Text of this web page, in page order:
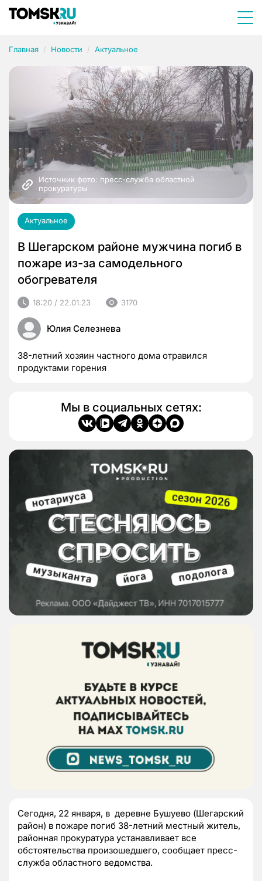
Главная Новости Актуальное
Источник фото: пресс-служба областной
прокуратуры
Актуальное
В Шегарском районе мужчина погиб в
пожаре из-за самодельного
обогревателя
18:20 / 22.01.23 3170
Юлия Селезнева
38-летний хозяин частного дома отравился
продуктами горения
Мы в социальных сетях:
Сегодня, 22 января, в деревне Бушуево (Шегарский
район) в пожаре погиб 38-летний местный житель,
районная прокуратура устанавливает все
обстоятельства произошедшего, сообщает пресс-
служба областного ведомства.